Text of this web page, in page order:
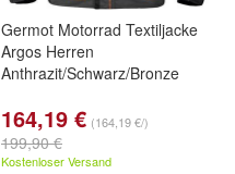
Germot Motorrad Textiljacke
Argos Herren
Anthrazit/Schwarz/Bronze
164,19 € (164,19 €/)
199,90 €
Kostenloser Versand